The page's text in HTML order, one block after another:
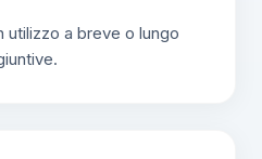
utilizzo a breve o lungo